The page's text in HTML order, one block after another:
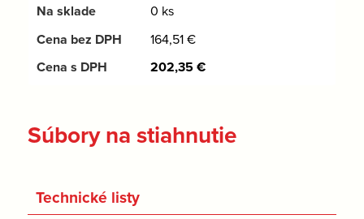
0 ks
164,51€
202,35€
Súbory na stiahnutie
Technické listy